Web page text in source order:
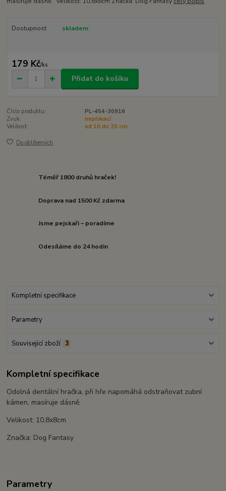
Dostupnost skladem
179 Kč/ks
Přidat do košíku
Číslo produktu:
PL-454-30916
Zvuk:
nepískací
Velikost:
od 10 do 20 cm
Do oblíbených
Téměř 1800 druhů hraček!
Doprava nad 1500 Kč zdarma
Jsme pejskaři – poradíme
Odesíláme do 24 hodin
Kompletní specifikace
Parametry
Související zboží 3
Kompletní specifikace
Odolná dentální hračka, při hře napomáhá odstraňovat zubní
kámen, masíruje dásně.
Velikost: 10,8x8cm
Značka: Dog Fantasy
Parametry